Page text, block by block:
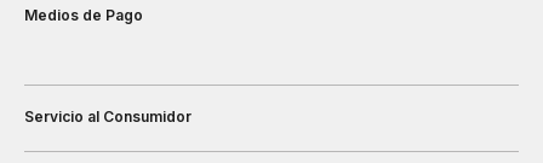
Medios de Pago
Servicio al Consumidor